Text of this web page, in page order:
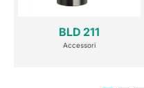
BLD 211
Accessori